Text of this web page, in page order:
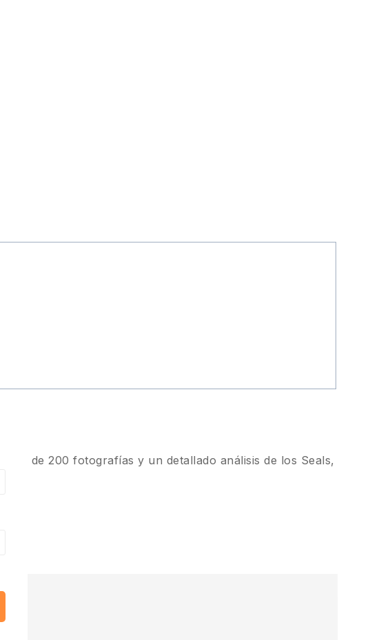
de 200 fotografías y un detallado análisis de los Seals,